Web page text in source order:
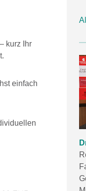
kurz Ihr
einfach